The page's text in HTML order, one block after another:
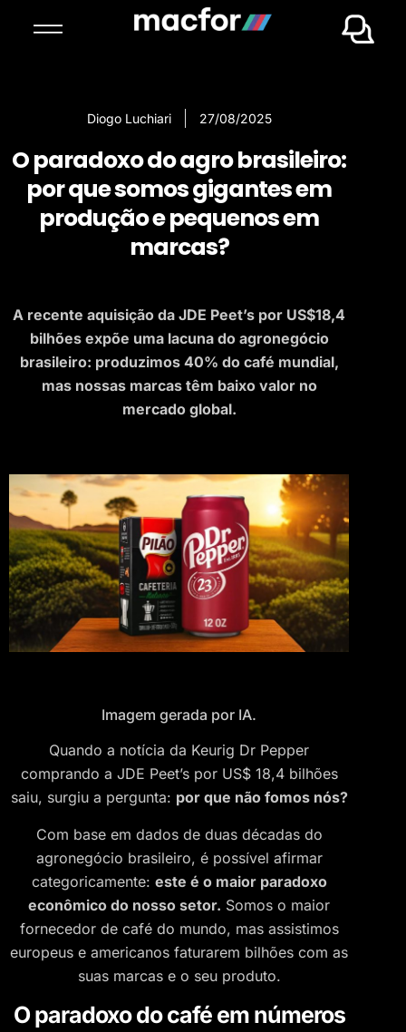
Diogo Luchiari 27/08/2025
O paradoxo do agro brasileiro:
por que somos gigantes em
produção e pequenos em
marcas?
A recente aquisição da JDE Peet’s por US$18,4
bilhões expõe uma lacuna do agronegócio
brasileiro: produzimos 40% do café mundial,
mas nossas marcas têm baixo valor no
mercado global.
Imagem gerada por IA.
Quando a notícia da Keurig Dr Pepper
comprando a JDE Peet’s por US$ 18,4 bilhões
saiu, surgiu a pergunta: por que não fomos nós?
Com base em dados de duas décadas do
agronegócio brasileiro, é possível afirmar
categoricamente: este é o maior paradoxo
econômico do nosso setor. Somos o maior
fornecedor de café do mundo, mas assistimos
europeus e americanos faturarem bilhões com as
suas marcas e o seu produto.
O paradoxo do café em números